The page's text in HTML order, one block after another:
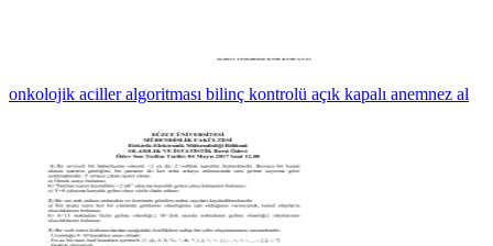
onkolojik aciller algoritması bilinç kontrolü açık kapalı anemnez al